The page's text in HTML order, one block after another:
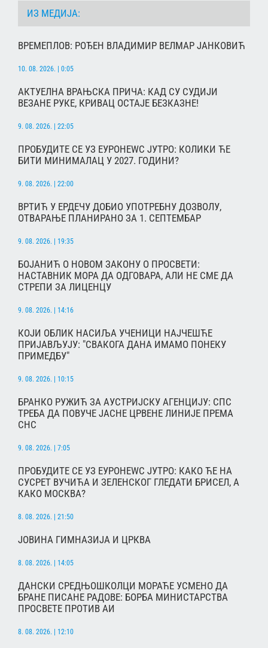
ИЗ МЕДИЈА:
ВРЕМЕПЛОВ: РОЂЕН ВЛАДИМИР ВЕЛМАР ЈАНКОВИЋ
10. 08. 2026. | 0:05
АКТУЕЛНА ВРАЊСКА ПРИЧА: КАД СУ СУДИЈИ
ВЕЗАНЕ РУКЕ, КРИВАЦ ОСТАЈЕ БЕЗКАЗНЕ!
9. 08. 2026. | 22:05
ПРОБУДИТЕ СЕ УЗ ЕУРОНЕWС ЈУТРО: КОЛИКИ ЋЕ
БИТИ МИНИМАЛАЦ У 2027. ГОДИНИ?
9. 08. 2026. | 22:00
ВРТИЋ У ЕРДЕЧУ ДОБИО УПОТРЕБНУ ДОЗВОЛУ,
ОТВАРАЊЕ ПЛАНИРАНО ЗА 1. СЕПТЕМБАР
9. 08. 2026. | 19:35
БОЈАНИЋ О НОВОМ ЗАКОНУ О ПРОСВЕТИ:
НАСТАВНИК МОРА ДА ОДГОВАРА, АЛИ НЕ СМЕ ДА
СТРЕПИ ЗА ЛИЦЕНЦУ
9. 08. 2026. | 14:16
КОЈИ ОБЛИК НАСИЉА УЧЕНИЦИ НАЈЧЕШЋЕ
ПРИЈАВЉУЈУ: "СВАКОГА ДАНА ИМАМО ПОНЕКУ
ПРИМЕДБУ"
9. 08. 2026. | 10:15
БРАНКО РУЖИЋ ЗА АУСТРИЈСКУ АГЕНЦИЈУ: СПС
ТРЕБА ДА ПОВУЧЕ ЈАСНЕ ЦРВЕНЕ ЛИНИЈЕ ПРЕМА
СНС
9. 08. 2026. | 7:05
ПРОБУДИТЕ СЕ УЗ ЕУРОНЕWС ЈУТРО: КАКО ЋЕ НА
СУСРЕТ ВУЧИЋА И ЗЕЛЕНСКОГ ГЛЕДАТИ БРИСЕЛ, А
КАКО МОСКВА?
8. 08. 2026. | 21:50
ЈОВИНА ГИМНАЗИЈА И ЦРКВА
8. 08. 2026. | 14:05
ДАНСКИ СРЕДЊОШКОЛЦИ МОРАЋЕ УСМЕНО ДА
БРАНЕ ПИСАНЕ РАДОВЕ: БОРБА МИНИСТАРСТВА
ПРОСВЕТЕ ПРОТИВ АИ
8. 08. 2026. | 12:10